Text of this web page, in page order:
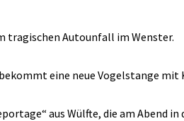
tragischen Autounfall im Wenster.
eine neue Vogelstange mit
aus Wülfte, die am Abend